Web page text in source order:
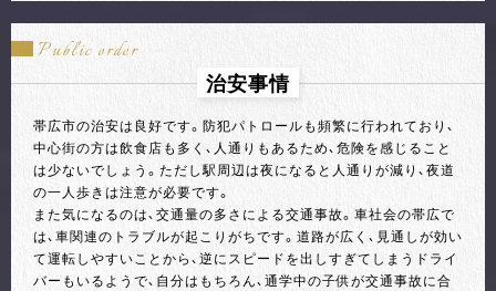
Public order
治安事情
帯広市の治安は良好です。防犯パトロールも頻繁に行われており、
中心街の方は飲食店も多く、人通りもあるため、危険を感じること
は少ないでしょう。ただし駅周辺は夜になると人通りが減り、夜道
の一人歩きは注意が必要です。
また気になるのは、交通量の多さによる交通事故。車社会の帯広で
は、車関連のトラブルが起こりがちです。道路が広く、見通しが効い
て運転しやすいことから、逆にスピードを出しすぎてしまうドライ
バーもいるようで、自分はもちろん、通学中の子供が交通事故に合